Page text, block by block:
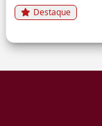
Destaque